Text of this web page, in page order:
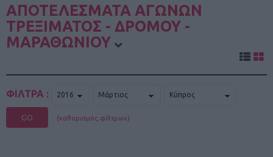
ΑΠΟΤΕΛΕΣΜΑΤΑ ΑΓΩΝΩΝ
ΤΡΕΞΙΜΑΤΟΣ - ΔΡΟΜΟΥ -
ΜΑΡΑΘΩΝΙΟΥ
ΦΙΛΤΡΑ :
GO (καθαρισμός φίλτρων)